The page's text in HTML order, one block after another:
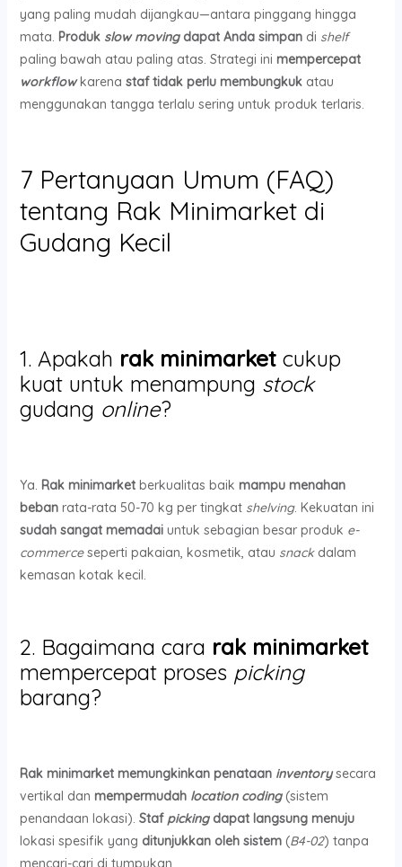
yang paling mudah dijangkau—antara pinggang hingga
mata. Produk slow moving dapat Anda simpandi shelf
paling bawah atau paling atas. Strategi ini mempercepat
workflowkarena staf tidak perlu membungkukatau
menggunakan tangga terlalu sering untuk produk terlaris.
7 Pertanyaan Umum (FAQ)
tentang Rak Minimarket di
Gudang Kecil
1. Apakah rak minimarketcukup
kuat untuk menampung stock
gudang online?
Ya. Rak minimarketberkualitas baik mampu menahan
bebanrata-rata 50-70 kg per tingkat shelving. Kekuatan ini
sudah sangat memadaiuntuk sebagian besar produk e-
commerceseperti pakaian, kosmetik, atau snackdalam
kemasan kotak kecil.
2. Bagaimana cara rak minimarket
mempercepat proses picking
barang?
Rak minimarket memungkinkan penataan inventorysecara
vertikal dan mempermudah location coding(sistem
penandaan lokasi). Staf pickingdapat langsung menuju
lokasi spesifik yang ditunjukkan oleh sistem(B4-02) tanpa
mencari-cari di tumpukan.